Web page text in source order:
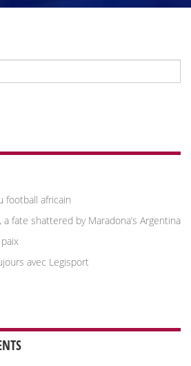
football africain
fate shattered by Maradona’s Argentina
avec Legisport